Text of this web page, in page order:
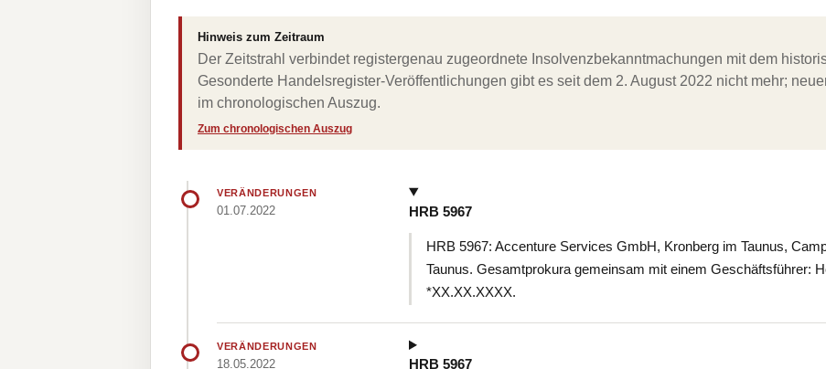
Hinweis zum Zeitraum
Der Zeitstrahl verbindet registergenau zugeordnete Insolvenzbekanntmachungen mit dem
Gesonderte Handelsregister-Veröffentlichungen gibt es seit dem 2. August 2022 nicht mehr;
im chronologischen Auszug.
Zum chronologischen Auszug
VERÄNDERUNGEN
01.07.2022 HRB 5967
HRB 5967: Accenture Services GmbH, Kronberg im Taunus,
Taunus. Gesamtprokura gemeinsam mit einem Geschäftsführer:
*XX.XX.XXXX.
VERÄNDERUNGEN
18.05.2022 HRB 5967